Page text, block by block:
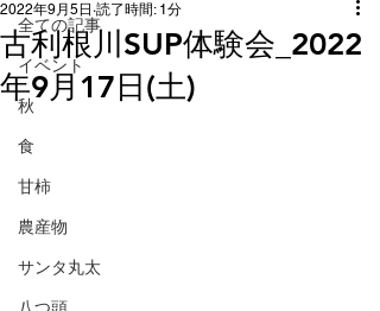
全ての記事
イベント
秋
食
甘柿
農産物
サンタ丸太
古利根川SUP体験会_2022
年9月17日(土)
2022年9月5日 読了時間: 1分